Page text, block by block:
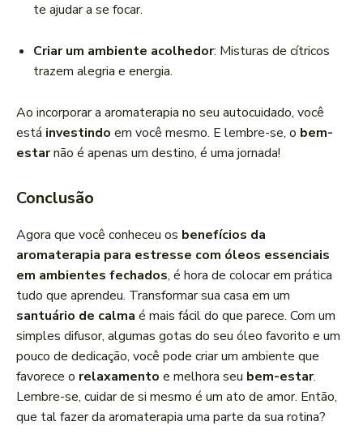
te ajudar a se focar.
Criar um ambiente acolhedor: Misturas de cítricos
trazem alegria e energia.
Ao incorporar a aromaterapia no seu autocuidado, você
está investindo em você mesmo. E lembre-se, o bem-
estarnão é apenas um destino, é uma jornada!
Conclusão
Agora que você conheceu os benefícios da
aromaterapia para estresse com óleos essenciais
em ambientes fechados, é hora de colocar em prática
tudo que aprendeu. Transformar sua casa em um
santuário de calma é mais fácil do que parece. Com um
simples difusor, algumas gotas do seu óleo favorito e um
pouco de dedicação, você pode criar um ambiente que
favorece o relaxamento e melhora seu bem-estar.
Lembre-se, cuidar de si mesmo é um ato de amor. Então,
que tal fazer da aromaterapia uma parte da sua rotina?